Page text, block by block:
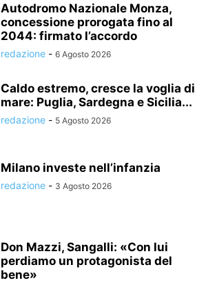
Autodromo Nazionale Monza,
concessione prorogata fino al
2044: firmato l’accordo
redazione - 6 Agosto 2026
Caldo estremo, cresce la voglia di
mare: Puglia, Sardegna e Sicilia...
redazione - 5 Agosto 2026
Milano investe nell’infanzia
redazione - 3 Agosto 2026
Don Mazzi, Sangalli: «Con lui
perdiamo un protagonista del
bene»